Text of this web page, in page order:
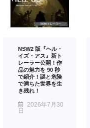
NSW2 版『ヘル・
イズ・アス』新ト
レーラー公開！作
品の魅力を 90 秒
で紹介！謎と危険
で満ちた世界を生
き残れ！
2026年7月30
日